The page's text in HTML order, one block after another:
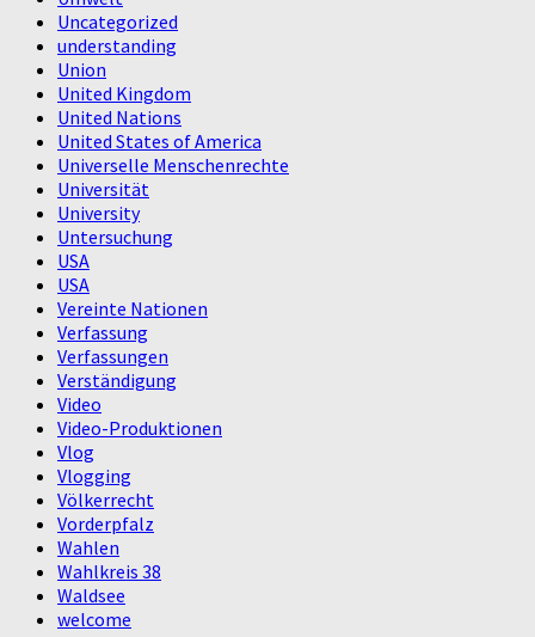
Uncategorized
understanding
Union
United Kingdom
United Nations
United States of America
Universelle Menschenrechte
Universität
University
Untersuchung
USA
USA
Vereinte Nationen
Verfassung
Verfassungen
Verständigung
Video
Video-Produktionen
Vlog
Vlogging
Völkerrecht
Vorderpfalz
Wahlen
Wahlkreis 38
Waldsee
welcome